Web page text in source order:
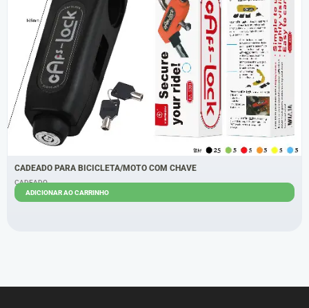
CADEADO PARA BICICLETA/MOTO COM CHAVE
CADEADO
ADICIONAR AO CARRINHO